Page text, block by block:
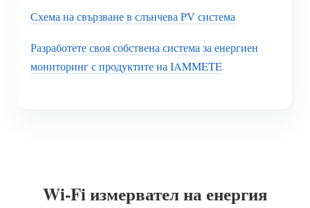
Схема на свързване в слънчева PV система
Разработете своя собствена система за енергиен
мониторинг с продуктите на IAMMETE
Wi-Fi измервател на енергия